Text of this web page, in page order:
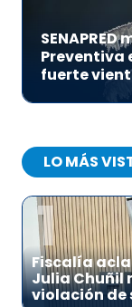
Preventiva
fuerte
LO MÁS
1
Fiscalía
Julia Chuñil
violación de